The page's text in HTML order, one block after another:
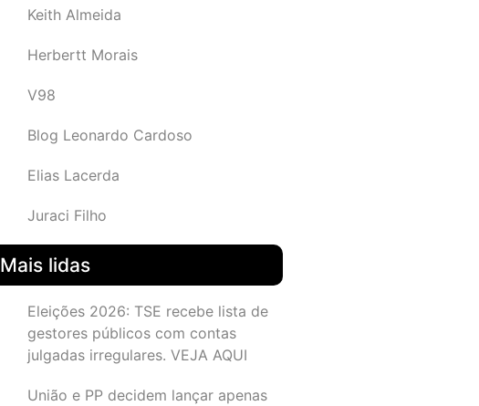
Keith Almeida
Herbertt Morais
V98
Blog Leonardo Cardoso
Elias Lacerda
Juraci Filho
Mais lidas
Eleições 2026: TSE recebe lista de
gestores públicos com contas
julgadas irregulares. VEJA AQUI
União e PP decidem lançar apenas